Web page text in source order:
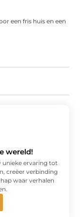
een fris huis en een
wereld!
unieke ervaring tot
creëer verbinding
waar verhalen